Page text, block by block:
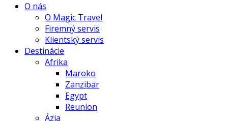
O nás
O Magic Travel
Firemný servis
Klientský servis
Destinácie
Afrika
Maroko
Zanzibar
Egypt
Reunion
Ázia